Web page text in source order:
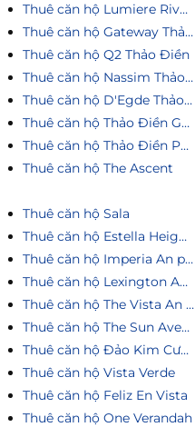
Thuê căn hộ Lumiere Riverside
Thuê căn hộ Gateway Thảo Điền
Thuê căn hộ Q2 Thảo Điền
Thuê căn hộ Nassim Thảo Điền
Thuê căn hộ D'Egde Thảo Điền
Thuê căn hộ Thảo Điền Green
Thuê căn hộ Thảo Điền Pearl
Thuê căn hộ The Ascent
Thuê căn hộ Sala
Thuê căn hộ Estella Heights
Thuê căn hộ Imperia An phú
Thuê căn hộ Lexington An Phú
Thuê căn hộ The Vista An Phú
Thuê căn hộ The Sun Avenue
Thuê căn hộ Đảo Kim Cương
Thuê căn hộ Vista Verde
Thuê căn hộ Feliz En Vista
Thuê căn hộ One Verandah